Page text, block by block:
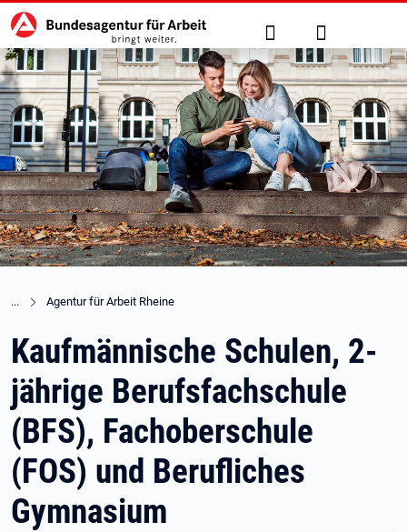
zu den Hauptinhalten springen
Hauptnavigation Suche Anmelden
Agentur für Arbeit Rheine
Kaufmännische Schulen, 2-
jährige Berufsfachschule
(BFS), Fachoberschule
(FOS) und Berufliches
Gymnasium